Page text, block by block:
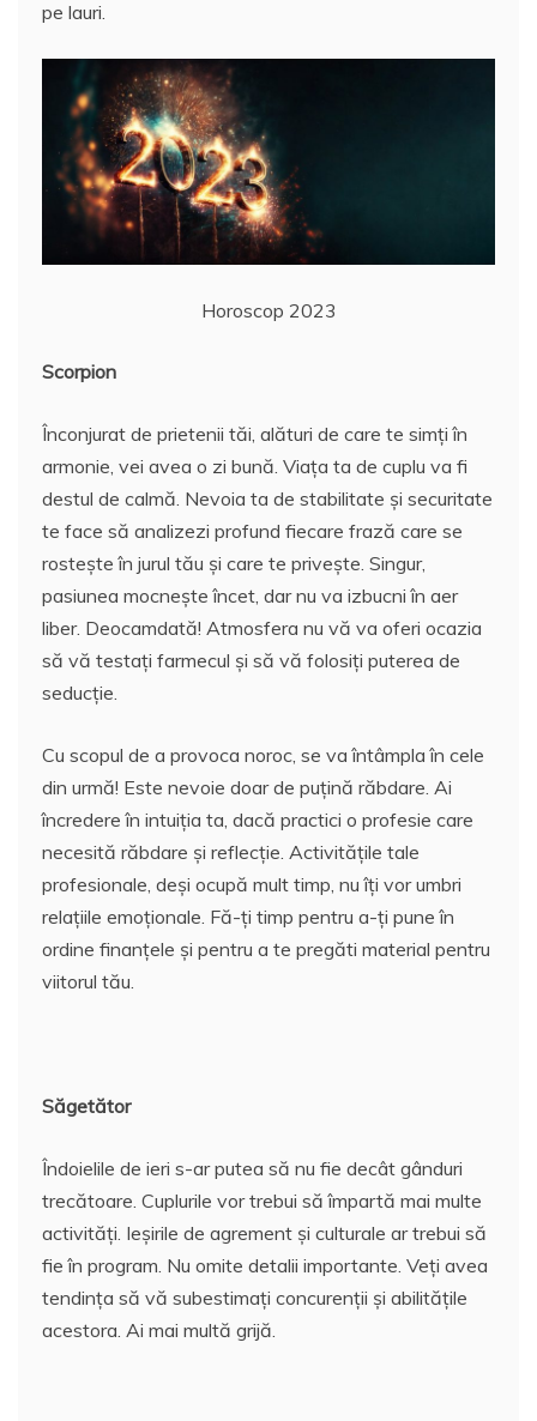
pe lauri.
Horoscop 2023
Scorpion
Înconjurat de prietenii tăi, alături de care te simți în
armonie, vei avea o zi bună. Viața ta de cuplu va fi
destul de calmă. Nevoia ta de stabilitate și securitate
te face să analizezi profund fiecare frază care se
rostește în jurul tău și care te privește. Singur,
pasiunea mocnește încet, dar nu va izbucni în aer
liber. Deocamdată! Atmosfera nu vă va oferi ocazia
să vă testați farmecul și să vă folosiți puterea de
seducție.
Cu scopul de a provoca noroc, se va întâmpla în cele
din urmă! Este nevoie doar de puțină răbdare. Ai
încredere în intuiția ta, dacă practici o profesie care
necesită răbdare și reflecție. Activitățile tale
profesionale, deși ocupă mult timp, nu îți vor umbri
relațiile emoționale. Fă-ți timp pentru a-ți pune în
ordine finanțele și pentru a te pregăti material pentru
viitorul tău.
Săgetător
Îndoielile de ieri s-ar putea să nu fie decât gânduri
trecătoare. Cuplurile vor trebui să împartă mai multe
activități. Ieșirile de agrement și culturale ar trebui să
fie în program. Nu omite detalii importante. Veți avea
tendința să vă subestimați concurenții și abilitățile
acestora. Ai mai multă grijă.